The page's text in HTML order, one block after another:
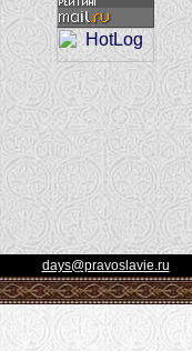
days@pravoslavie.ru